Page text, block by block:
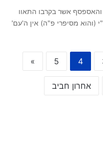
אשר בקרבו התאוו
(והוא מסיפרי פ"ה) אין ה'עם'
4
5
»
אחרון חביב